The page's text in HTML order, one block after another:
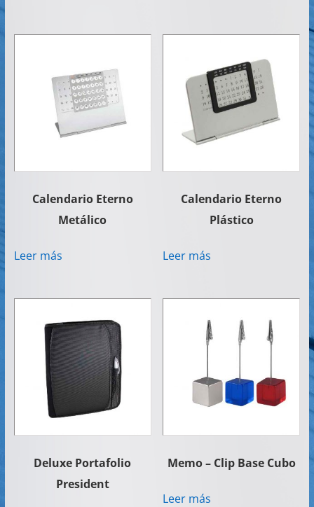
Calendario Eterno
Metálico
Leer más
Calendario Eterno
Plástico
Leer más
Deluxe Portafolio
President
Memo – Clip Base Cubo
Leer más